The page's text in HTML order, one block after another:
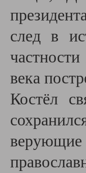
след в
века
Костёл